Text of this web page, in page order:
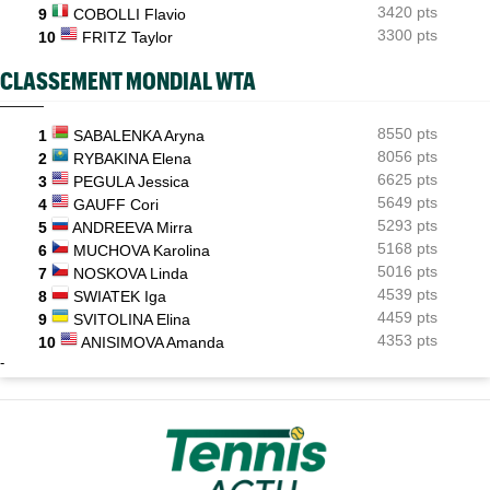
9
COBOLLI Flavio
3420 pts
10
FRITZ Taylor 3300 pts
CLASSEMENT MONDIAL WTA
1 SABALENKA Aryna
8550 pts
2
RYBAKINA Elena
8056 pts
3
PEGULA Jessica
6625 pts
4
GAUFF Cori
5649 pts
5
ANDREEVA Mirra
5293 pts
6
MUCHOVA Karolina
5168 pts
7
NOSKOVA Linda
5016 pts
8
SWIATEK Iga
4539 pts
9
SVITOLINA Elina
4459 pts
10
ANISIMOVA Amanda 4353 pts
-